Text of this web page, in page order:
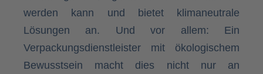
werden kann und bietet klimaneutrale
Lösungen an. Und vor allem: Ein
Verpackungsdienstleister mit ökologischem
Bewusstsein macht dies nicht nur an